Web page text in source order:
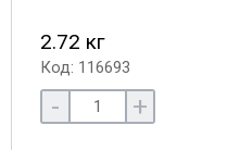
2.72 кг
Код: 116693
- +